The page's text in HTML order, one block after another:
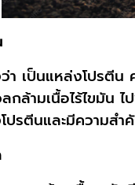
า เป็นแหล่งโปรตีน
กล้ามเนื้อไร้ไขมัน
รตีนและมีความสำ